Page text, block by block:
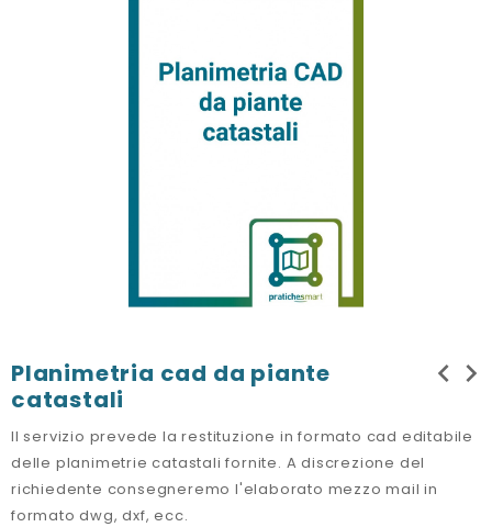
Planimetria cad da piante
catastali
chevron_left chevron_right
Il servizio prevede la restituzione in formato cad editabile
delle planimetrie catastali fornite. A discrezione del
richiedente consegneremo l'elaborato mezzo mail in
formato dwg, dxf, ecc.